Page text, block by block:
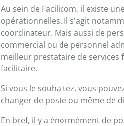
Au sein de Facilicom, il existe
opérationnelles. Il s'agit
coordinateur. Mais aussi de
commercial ou de personnel
meilleur prestataire de services
facilitaire.
Si vous le souhaitez, vous
changer de poste ou même de
En bref, il y a énormément de